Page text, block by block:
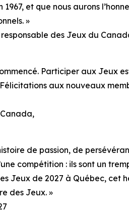
et que nous aurons
»
des Jeux du
Participer aux Jeux
aux nouveaux
de passion, de
compétition : ils sont un
Jeux de 2027 à Québec,
des Jeux. »